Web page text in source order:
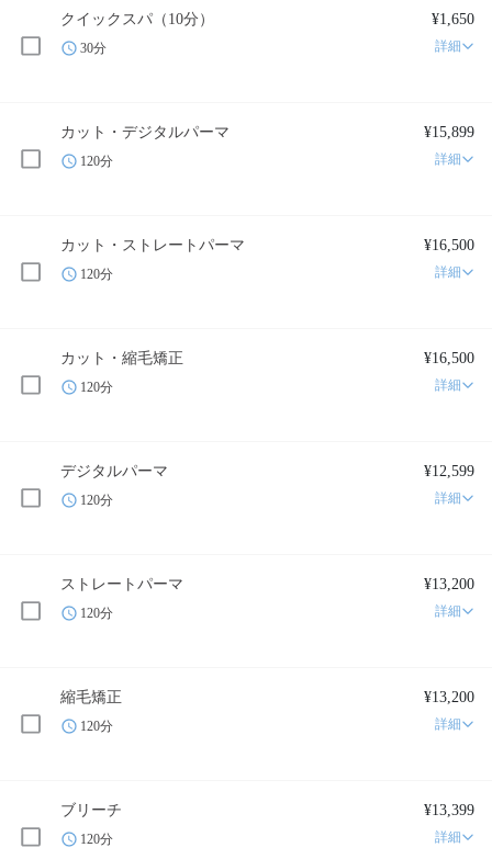
クイックスパ（10分） ¥1,650
30分 詳細
カット・デジタルパーマ ¥15,899
120分 詳細
カット・ストレートパーマ ¥16,500
120分 詳細
カット・縮毛矯正 ¥16,500
120分 詳細
デジタルパーマ ¥12,599
120分 詳細
ストレートパーマ ¥13,200
120分 詳細
縮毛矯正 ¥13,200
120分 詳細
ブリーチ ¥13,399
120分 詳細